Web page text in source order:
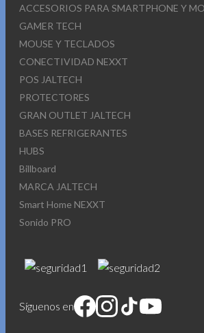
ACCESORIOS PARA SMARTPHONE Y
GAMER TECH
MOUSE Y TECLADOS
CONECTIVIDAD NEXXT
POS JALTECH
PROTECTORES
GRAN OUTLET JALTECH
BASES REFRIGERANTES
HUBS
Billboard
MARCA JALTECH
Smart Home NEXXT
Sonido PRO
Síguenos en